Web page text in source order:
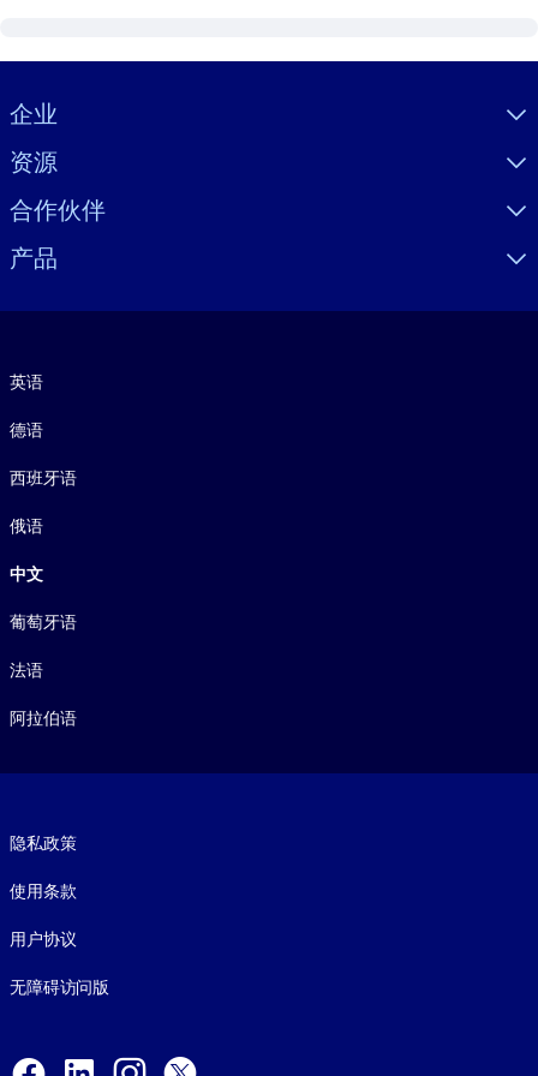
Visually hidden Text
企业
资源
合作伙伴
产品
英语
德语
西班牙语
俄语
中文
葡萄牙语
法语
阿拉伯语
隐私政策
使用条款
用户协议
无障碍访问版